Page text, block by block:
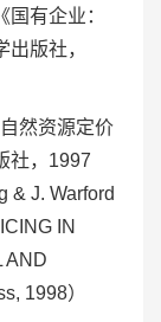
国有企业：
版社，
然资源定价
社，1997
& J. Warford
IN
AND
1998）